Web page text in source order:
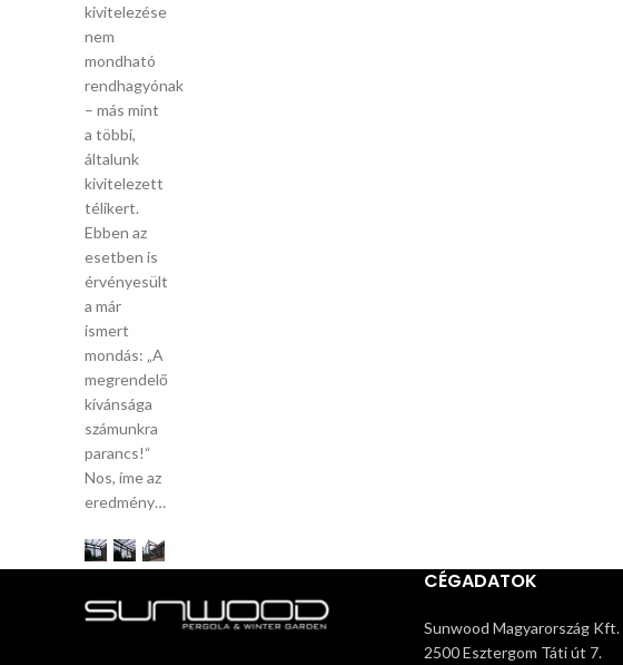
kivitelezése
nem
mondható
rendhagyónak
– más mint
a többi,
általunk
kivitelezett
télikert.
Ebben az
esetben is
érvényesült
a már
ismert
mondás: „A
megrendelő
kívánsága
számunkra
parancs!“
Nos, íme az
eredmény…
CÉGADATOK
Sunwood Magyarország Kft.
2500 Esztergom Táti út 7.